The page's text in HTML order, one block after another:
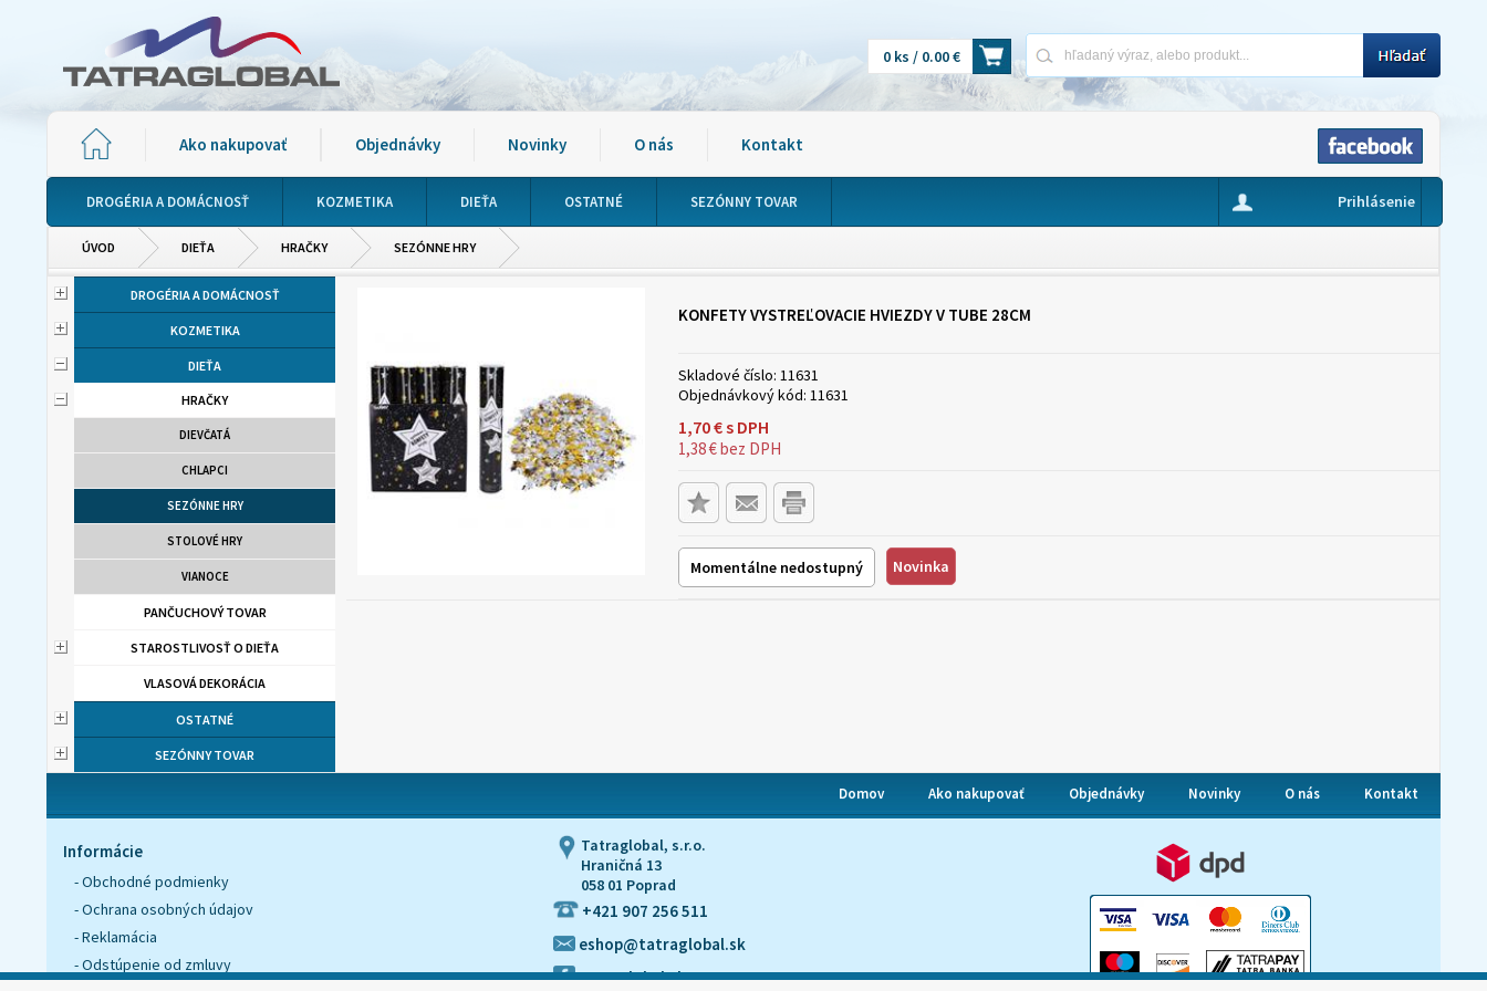
0 ks / 0.00 €
Ako nakupovať Objednávky Novinky O nás Kontakt
DROGÉRIA A DOMÁCNOSŤ KOZMETIKA DIEŤA OSTATNÉ SEZÓNNY TOVAR Prihlásenie
ÚVOD DIEŤA HRAČKY SEZÓNNE HRY
DROGÉRIA A DOMÁCNOSŤ
KOZMETIKA
DIEŤA
HRAČKY
DIEVČATÁ
CHLAPCI
SEZÓNNE HRY
STOLOVÉ HRY
VIANOCE
PANČUCHOVÝ TOVAR
STAROSTLIVOSŤ O DIEŤA
VLASOVÁ DEKORÁCIA
OSTATNÉ
SEZÓNNY TOVAR
KONFETY VYSTREĽOVACIE HVIEZDY V TUBE 28CM
Skladové číslo: 11631
Objednávkový kód: 11631
1,70€s DPH
1,38€bez DPH
Momentálne nedostupný Novinka
Domov Ako nakupovať Objednávky Novinky O nás Kontakt
Informácie
- Obchodné podmienky
- Ochrana osobných údajov
- Reklamácia
- Odstúpenie od zmluvy
Tatraglobal, s.r.o.
Hraničná 13
058 01 Poprad
+421 907 256 511
eshop@tatraglobal.sk
tatraglobal.sk